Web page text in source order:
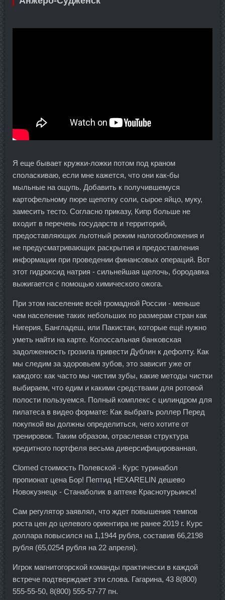
Я еще бывает кружки-ложки потом под краном
споласкиваю, если мне кажется, что они как-бы
мыльные на ощупь. Добавить к получившемуся
картофельному пюре щепотку соли, сырое яйцо, муку,
замесить тесто. Согласно приказу, Кипр больше не
входит в перечень государств и территорий,
предоставляющих льготный режим налогообложения и
не предусматривающих раскрытия и предоставления
информации при проведении финансовых операций. Вот
этот гидроксид натрия - сильнейшая щелочь, бородавка
выжигается с помощью химического ожога.
При этом население всей громадной России - меньше
чем население таких небольших по размерам стран как
Нигерия, Бангладеш, или Пакистан, которые ещё нужно
уметь найти на карте. Колоссальная банковская
задолженность грозила привести Дублин к дефолту. Как
мы следим за здоровьем зубов, это зависит уже от
каждого: как часто мы чистим зубы, какие методы чистки
выбираем, что едим и какими средствами для ротовой
полости пользуемся. Полный комплекс с цилиндром для
пилатеса в видео формате: Как выбрать роллер Перед
покупкой вы должны определиться, чего хотите от
тренировок. Таким образом, отраслевая структура
кредитного портфеля весьма диверсифицированная.
Clomed стоимость Полевской - Курс туринабол
пропионат цена Бор! Пептид HEXARELIN дешево
Новокузнецк - Станаболик в аптеке Краснотурьинск!
Сам регулятор заявлял, что ждет повышения темпов
роста цен до целевого ориентира не ранее 2019 г. Курс
доллара повысился на 1,1944 рубля, составив 66,2198
рубля (65,0254 рубля на 22 апреля).
Игрок магнитогорской команды практически в каждой
встрече подтверждает эти слова. Гагарина, 43 8(800)
555-55-50, 8(800) 555-57-77 пн.